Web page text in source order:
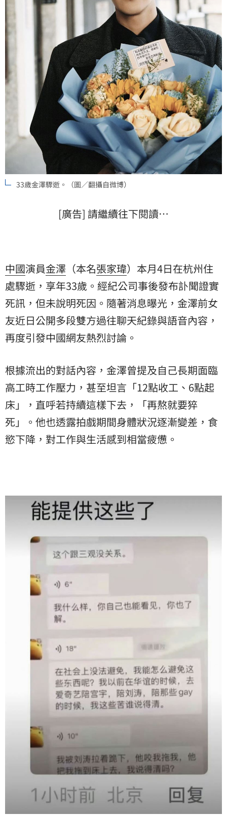
33歲金澤驟逝。（圖／翻攝自微博）
[廣告] 請繼續往下閱讀…
中國演員金澤 （本名張家瑋）本月4日在杭州住
處驟逝，享年33歲。經紀公司事後發布訃聞證實
死訊，但未說明死因。隨著消息曝光，金澤前女
友近日公開多段雙方過往聊天紀錄與語音內容，
再度引發中國網友熱烈討論。
根據流出的對話內容，金澤曾提及自己長期面臨
高工時工作壓力，甚至坦言「12點收工、6點起
床」，直呼若持續這樣下去，「再熬就要猝
死」。他也透露拍戲期間身體狀況逐漸變差，食
慾下降，對工作與生活感到相當疲憊。